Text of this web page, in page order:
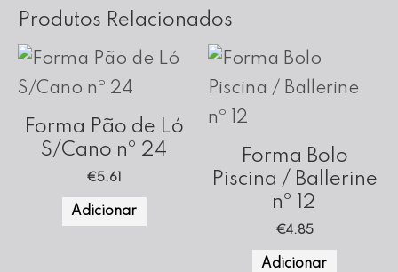
Produtos Relacionados
Forma Pão de Ló
S/Cano nº 24
€5.61
Adicionar
Forma Bolo
Piscina / Ballerine
nº 12
€4.85
Adicionar